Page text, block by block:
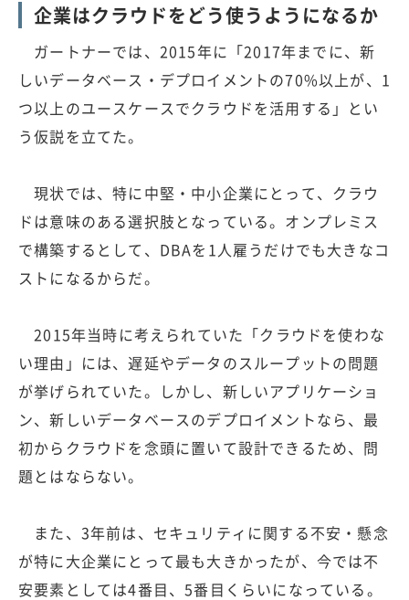
企業はクラウドをどう使うようになるか
ガートナーでは、2015年に「2017年までに、新
しいデータベース・デプロイメントの70%以上が、1
つ以上のユースケースでクラウドを活用する」とい
う仮説を立てた。
現状では、特に中堅・中小企業にとって、クラウ
ドは意味のある選択肢となっている。オンプレミス
で構築するとして、DBAを1人雇うだけでも大きなコ
ストになるからだ。
2015年当時に考えられていた「クラウドを使わな
い理由」には、遅延やデータのスループットの問題
が挙げられていた。しかし、新しいアプリケーショ
ン、新しいデータベースのデプロイメントなら、最
初からクラウドを念頭に置いて設計できるため、問
題とはならない。
また、3年前は、セキュリティに関する不安・懸念
が特に大企業にとって最も大きかったが、今では不
安要素としては4番目、5番目くらいになっている。